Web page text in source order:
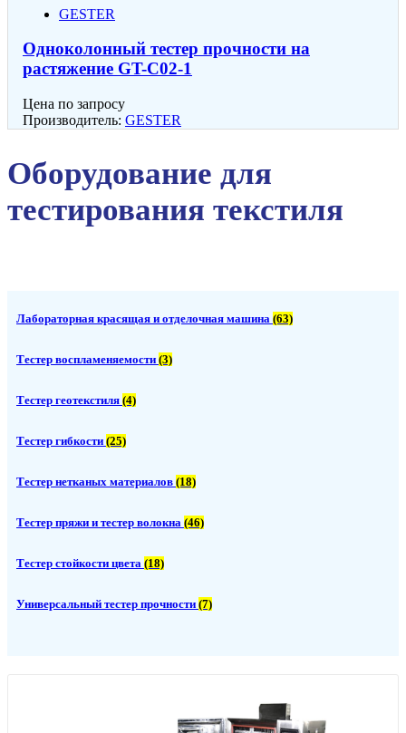
GESTER
Одноколонный тестер прочности на
растяжение GT-C02-1
Цена по запросу
Производитель: GESTER
Оборудование для
тестирования текстиля
Лабораторная красящая и отделочная машина (63)
Тестер воспламеняемости (3)
Тестер геотекстиля (4)
Тестер гибкости (25)
Тестер нетканых материалов (18)
Тестер пряжи и тестер волокна (46)
Тестер стойкости цвета (18)
Универсальный тестер прочности (7)